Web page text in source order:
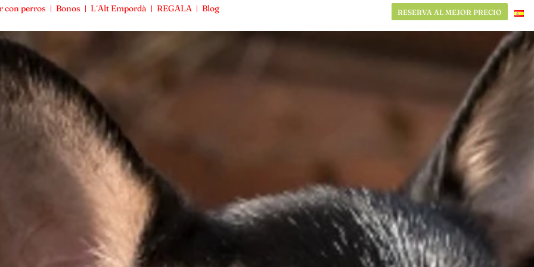
con perros Bonos L´Alt Empordà REGALA Blog RESERVA AL MEJOR PRECIO
con perros Bonos L´Alt Empordà REGALA Blog RESERVA AL MEJOR PRECIO